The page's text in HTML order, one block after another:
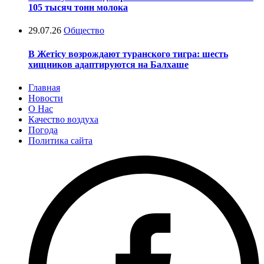
105 тысяч тонн молока
29.07.26 Общество
В Жетісу возрождают туранского тигра: шесть
хищников адаптируются на Балхаше
Главная
Новости
О Нас
Качество воздуха
Погода
Политика сайта